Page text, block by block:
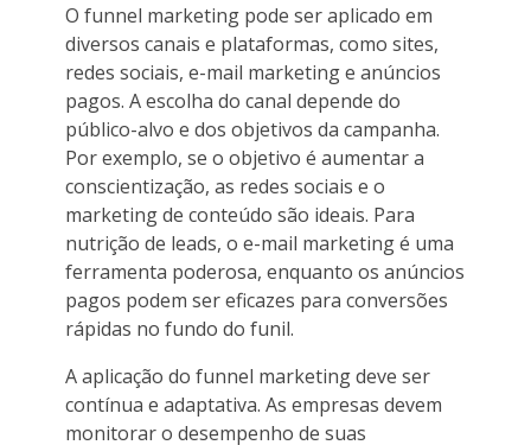
O funnel marketing pode ser aplicado em
diversos canais e plataformas, como sites,
redes sociais, e-mail marketing e anúncios
pagos. A escolha do canal depende do
público-alvo e dos objetivos da campanha.
Por exemplo, se o objetivo é aumentar a
conscientização, as redes sociais e o
marketing de conteúdo são ideais. Para
nutrição de leads, o e-mail marketing é uma
ferramenta poderosa, enquanto os anúncios
pagos podem ser eficazes para conversões
rápidas no fundo do funil.
A aplicação do funnel marketing deve ser
contínua e adaptativa. As empresas devem
monitorar o desempenho de suas